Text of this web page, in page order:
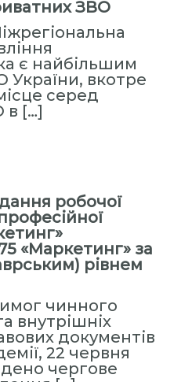
ЗВО
є найбільшим
вкотре
серед
в […]
робочої
«Маркетинг» за
рівнем
чинного
внутрішніх
документів
22 червня
чергове